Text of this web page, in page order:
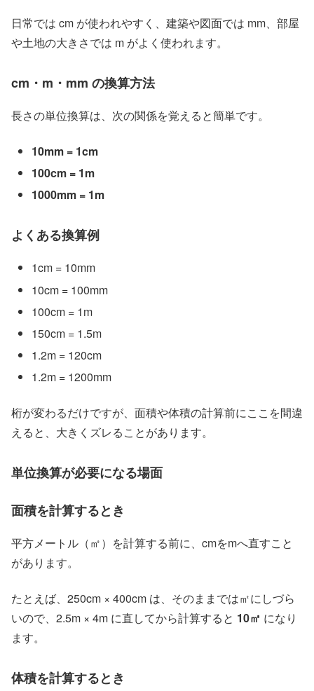
日常では cm が使われやすく、建築や図面では mm、部屋
や土地の大きさでは m がよく使われます。
cm・m・mm の換算方法
長さの単位換算は、次の関係を覚えると簡単です。
10mm = 1cm
100cm = 1m
1000mm = 1m
よくある換算例
1cm = 10mm
10cm = 100mm
100cm = 1m
150cm = 1.5m
1.2m = 120cm
1.2m = 1200mm
桁が変わるだけですが、面積や体積の計算前にここを間違
えると、大きくズレることがあります。
単位換算が必要になる場面
面積を計算するとき
平方メートル（㎡）を計算する前に、cmをmへ直すこと
があります。
たとえば、250cm × 400cm は、そのままでは㎡にしづら
いので、2.5m × 4m に直してから計算すると 10㎡ になり
ます。
体積を計算するとき